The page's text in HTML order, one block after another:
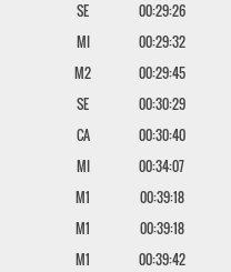
SE
00:29:26
MI
00:29:32
M2
00:29:45
SE
00:30:29
CA
00:30:40
MI
00:34:07
M1
00:39:18
M1
00:39:18
M1 00:39:42